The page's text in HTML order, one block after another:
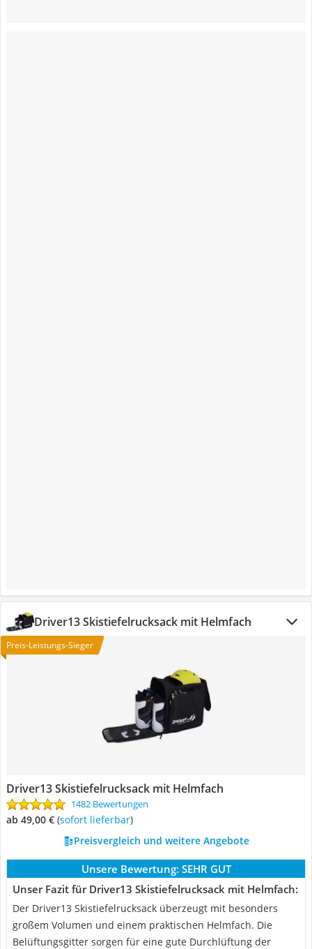
Driver13 Skistiefelrucksack mit Helmfach
Preis-Leistungs-Sieger
Driver13 Skistiefelrucksack mit Helmfach
1482 Bewertungen
ab 49,00 € ( Sofort lieferbar)
Preisvergleich und weitere Angebote
Unsere Bewertung: SEHR GUT
Unser Fazit für Driver13 Skistiefelrucksack mit Helmfach:
Der Driver13 Skistiefelrucksack überzeugt mit besonders
großem Volumen und einem praktischen Helmfach. Die
Belüftungsgitter sorgen für eine gute Durchlüftung der